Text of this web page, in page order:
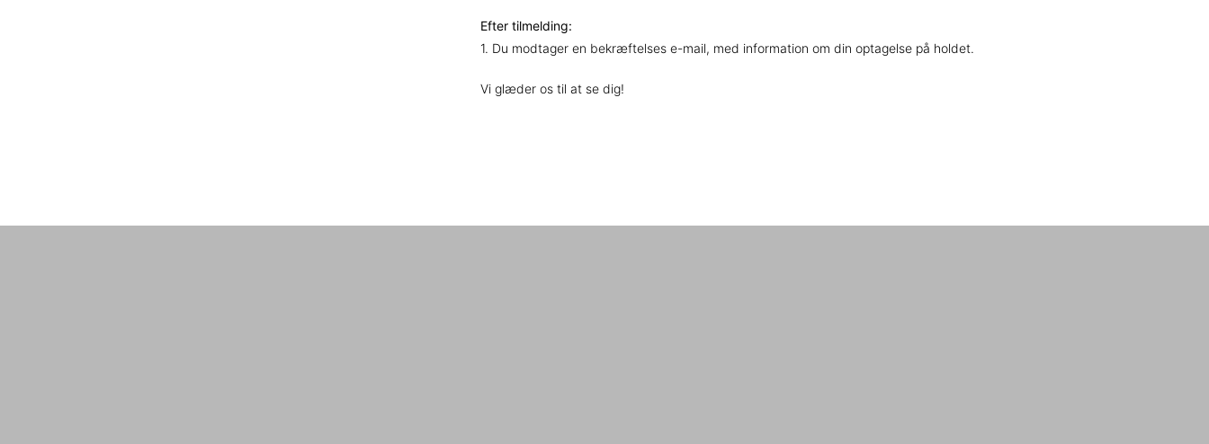
Efter tilmelding:
1. Du modtager en bekræftelses e-mail, med information om din optagelse på holdet.
Vi glæder os til at se dig!